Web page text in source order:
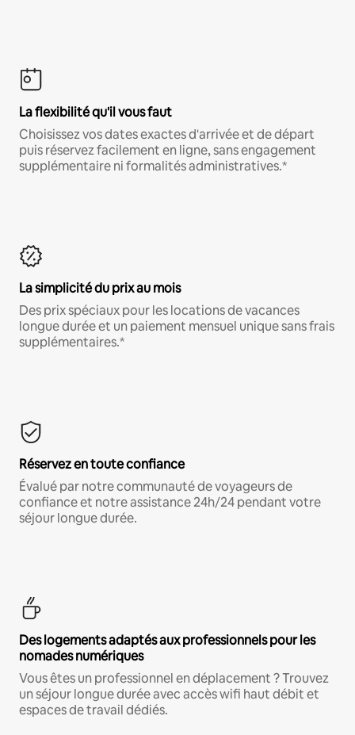
La flexibilité qu'il vous faut
Choisissez vos dates exactes d'arrivée et de départ
puis réservez facilement en ligne, sans engagement
supplémentaire ni formalités administratives.*
La simplicité du prix au mois
Des prix spéciaux pour les locations de vacances
longue durée et un paiement mensuel unique sans frais
supplémentaires.*
Réservez en toute confiance
Évalué par notre communauté de voyageurs de
confiance et notre assistance 24h/24 pendant votre
séjour longue durée.
Des logements adaptés aux professionnels pour les
nomades numériques
Vous êtes un professionnel en déplacement ? Trouvez
un séjour longue durée avec accès wifi haut débit et
espaces de travail dédiés.